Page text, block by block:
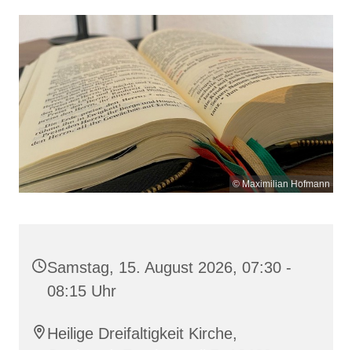
© Maximilian Hofmann
Samstag, 15. August 2026, 07:30 -
08:15 Uhr
Heilige Dreifaltigkeit Kirche,